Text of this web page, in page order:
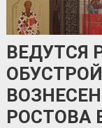
ВЕДУТСЯ
РОСТОВА